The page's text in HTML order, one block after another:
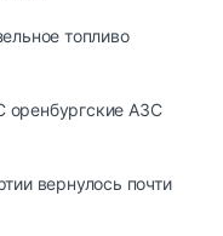
топливо
АЗС
вернулось почти